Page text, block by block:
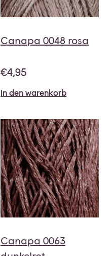
Canapa 0048 rosa
€4,95
in den warenkorb
Canapa 0063